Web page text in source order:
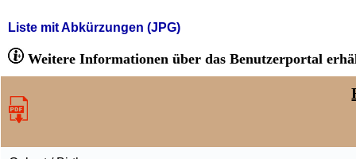
Liste mit Abkürzungen (JPG)
Weitere Informationen über das Benutzerportal